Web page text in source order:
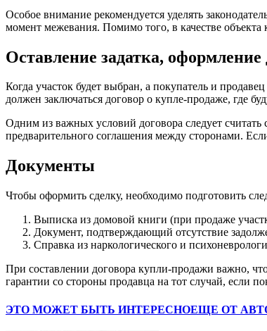
Особое внимание рекомендуется уделять
момент межевания. Помимо того, в качестве
Оставление задатка, оформление
Когда участок будет выбран, а покупатель и
должен заключаться договор о купле-продаже, где
Одним из важных условий договора следует считать
предварительного соглашения между сторонами.
Документы
Чтобы оформить сделку, необходимо подготовить
Выписка из домовой книги (при продаже
Документ, подтверждающий отсутствие
Справка из наркологического и
При составлении договора купли-продажи важно,
гарантии со стороны продавца на тот случай, если
ЭТО МОЖЕТ БЫТЬ ИНТЕРЕСНОЕЩЕ ОТ